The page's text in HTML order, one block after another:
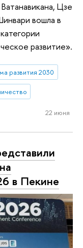
Цзе
вошла в
развитие».
развития 2030
22 июня
в Пекине